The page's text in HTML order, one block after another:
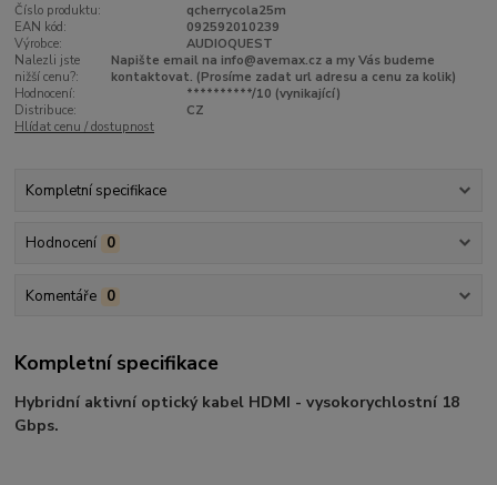
Číslo produktu:
qcherrycola25m
EAN kód:
092592010239
Výrobce:
AUDIOQUEST
Nalezli jste
nižší cenu?:
Napište email na info@avemax.cz a my Vás budeme
kontaktovat. (Prosíme zadat url adresu a cenu za kolik)
Hodnocení:
**********/10 (vynikající)
Distribuce:
CZ
Hlídat cenu / dostupnost
Kompletní specifikace
Hodnocení 0
Komentáře 0
Kompletní specifikace
Hybridní aktivní optický kabel HDMI - vysokorychlostní 18
Gbps.